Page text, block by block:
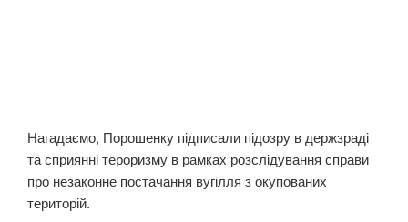
Нагадаємо, Порошенку підписали підозру в держзраді
та сприянні тероризму в рамках розслідування справи
про незаконне постачання вугілля з окупованих
територій.